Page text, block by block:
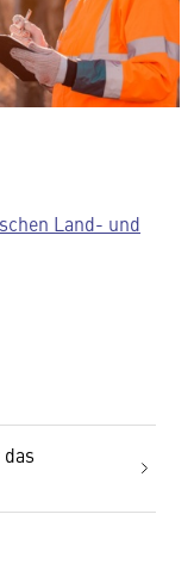
Land- und